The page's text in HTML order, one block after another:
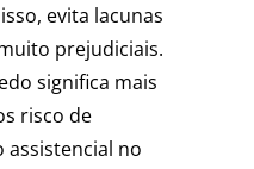
evita lacunas
prejudiciais.
significa mais
risco de
assistencial no